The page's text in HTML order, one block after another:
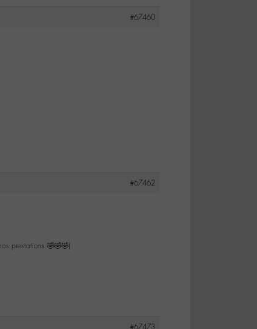
#67460
#67462
prestations 🤣🤣🤣)